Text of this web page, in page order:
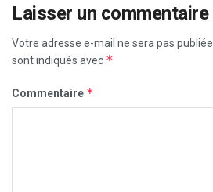
Laisser un commentaire
Votre adresse e-mail ne sera pas publiée.
sont indiqués avec *
Commentaire *